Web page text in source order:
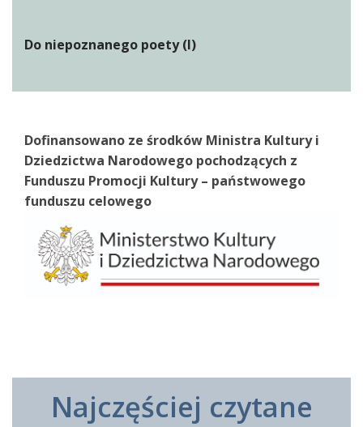
Do niepoznanego poety (I)
Dofinansowano ze środków Ministra Kultury i
Dziedzictwa Narodowego pochodzących z
Funduszu Promocji Kultury – państwowego
funduszu celowego
Najczęściej czytane